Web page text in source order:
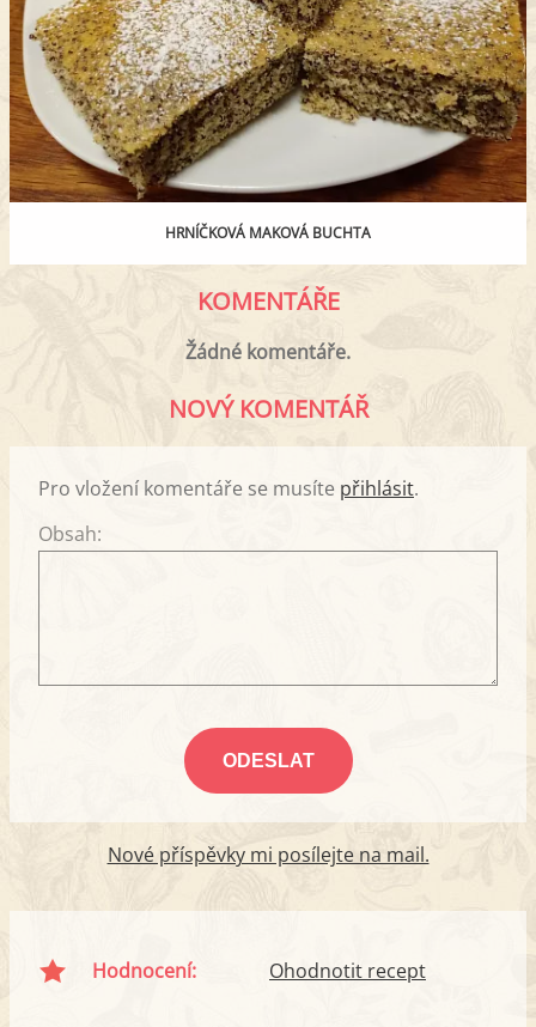
HRNÍČKOVÁ MAKOVÁ BUCHTA
KOMENTÁŘE
Žádné komentáře.
NOVÝ KOMENTÁŘ
Pro vložení komentáře se musíte přihlásit.
Obsah:
Nové příspěvky mi posílejte na mail.
Hodnocení: Ohodnotit recept